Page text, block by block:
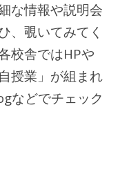
な情報や説明会
、覗いてみてく
校舎ではHPや
授業」が組まれ
などでチェック